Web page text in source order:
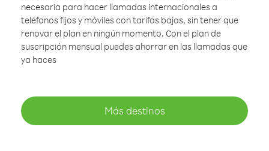
necesaria para hacer llamadas internacionales a
teléfonos fijos y móviles con tarifas bajas, sin tener que
renovar el plan en ningún momento. Con el plan de
suscripción mensual puedes ahorrar en las llamadas que
ya haces
Más destinos